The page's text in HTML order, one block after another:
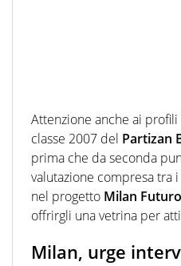
Attenzione anche ai
classe 2007 del Partizan
prima che da seconda
valutazione compresa tra
nel progetto Milan
offrirgli una vetrina per
Milan, urge